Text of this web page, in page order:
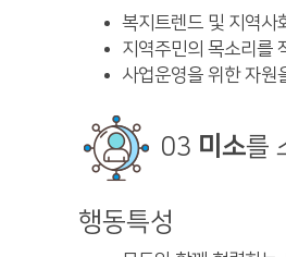
복지트렌드 및 지역사
지역주민의 목소리를
사업운영을 위한 자원
03 미소를
행동특성